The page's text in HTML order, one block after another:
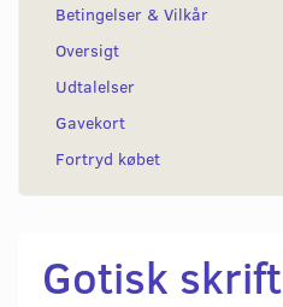
Betingelser & Vilkår
Oversigt
Udtalelser
Gavekort
Fortryd købet
Gotisk skrift